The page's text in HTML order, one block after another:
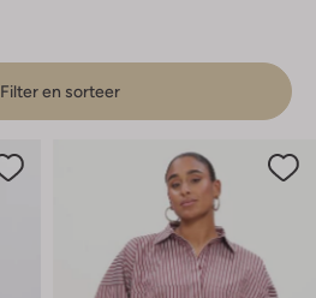
Filter en sorteer